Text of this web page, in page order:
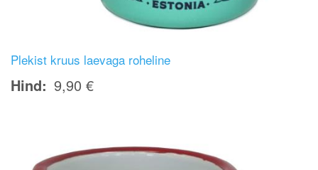
Plekist kruus laevaga roheline
Hind 9,90 €